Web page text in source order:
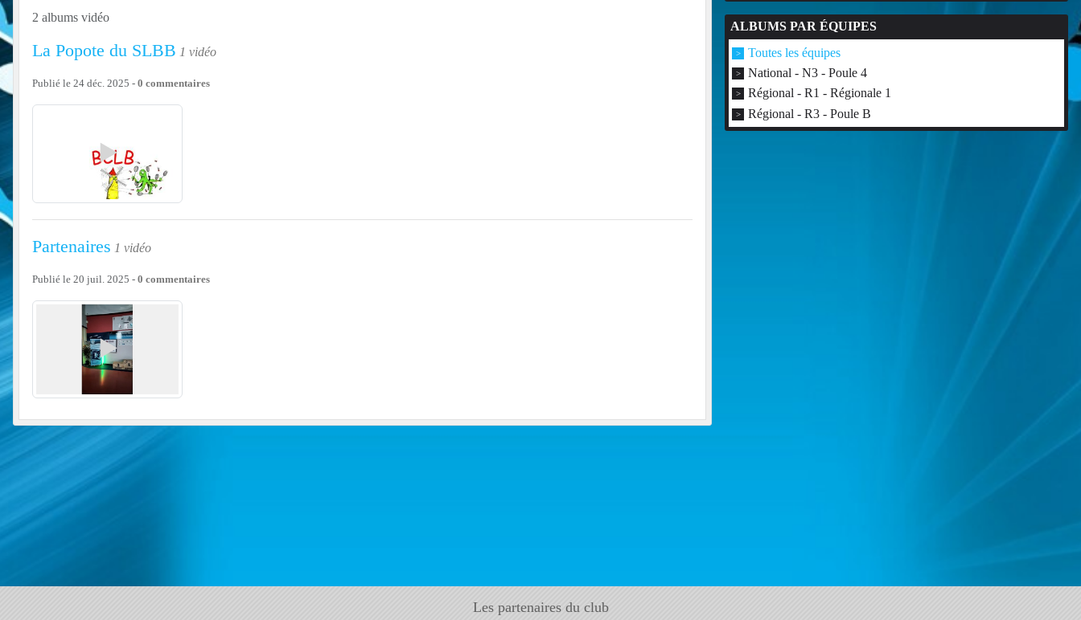
2 albums vidéo
La Popote du SLBB 1 vidéo
Publié le 24 déc. 2025 - 0 commentaires
Partenaires 1 vidéo
Publié le 20 juil. 2025 - 0 commentaires
ALBUMS PAR ÉQUIPES
Toutes les équipes
National - N3 - Poule 4
Régional - R1 - Régionale 1
Régional - R3 - Poule B
Les partenaires du club